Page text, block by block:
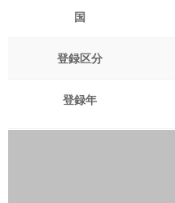
国
登録区分
登録年